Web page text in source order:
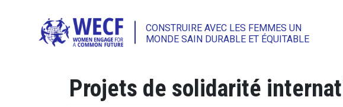
CONSTRUIRE AVEC LES FEMMES UN
MONDE SAIN DURABLE ET ÉQUITABLE
Projets de solidarité